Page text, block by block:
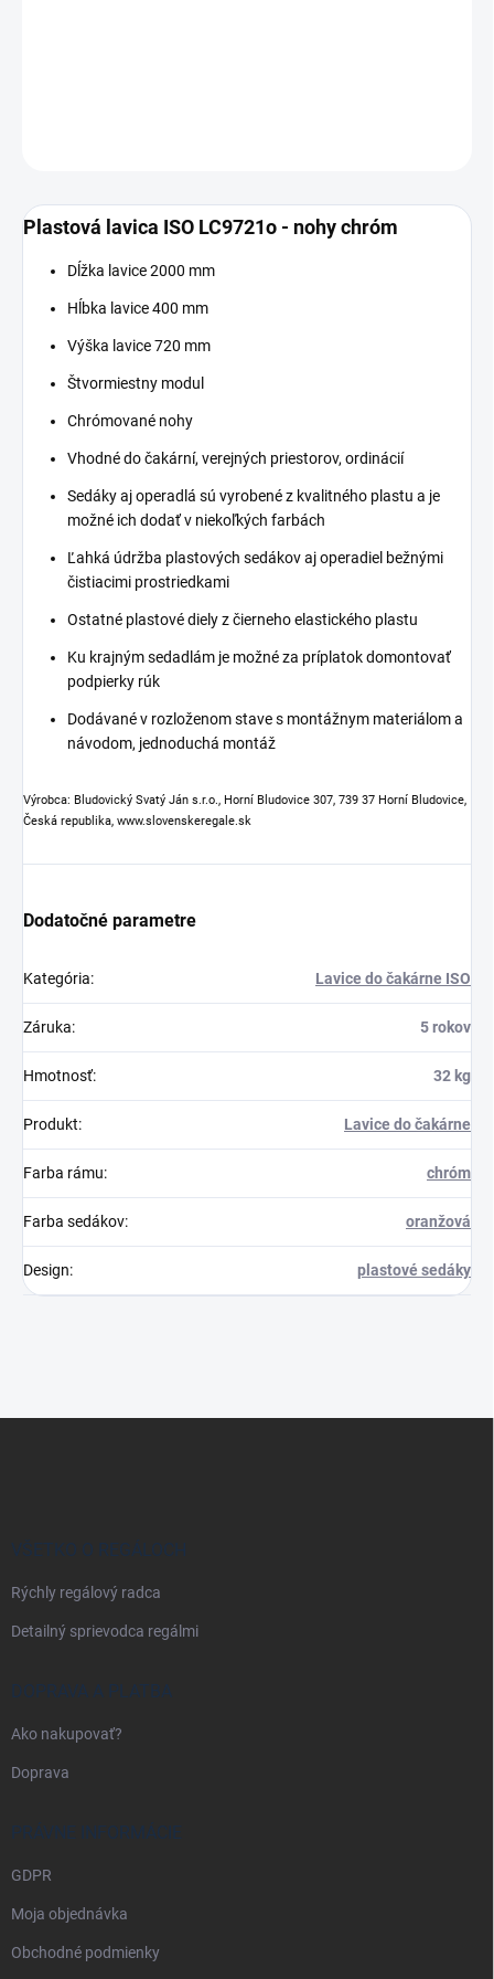
Plastová lavica ISO LC9721o - nohy chróm
Dĺžka lavice 2000 mm
Hĺbka lavice 400 mm
Výška lavice 720 mm
Štvormiestny modul
Chrómované nohy
Vhodné do čakární, verejných priestorov, ordinácií
Sedáky aj operadlá sú vyrobené z kvalitného plastu a je
možné ich dodať v niekoľkých farbách
Ľahká údržba plastových sedákov aj operadiel bežnými
čistiacimi prostriedkami
Ostatné plastové diely z čierneho elastického plastu
Ku krajným sedadlám je možné za príplatok domontovať
podpierky rúk
Dodávané v rozloženom stave s montážnym materiálom a
návodom, jednoduchá montáž
Výrobca: Bludovický Svatý Ján s.r.o., Horní Bludovice 307, 739 37 Horní Bludovice,
Česká republika, www.slovenskeregale.sk
Dodatočné parametre
Kategória: Lavice do čakárne ISO
Záruka: 5 rokov
Hmotnosť: 32 kg
Produkt: Lavice do čakárne
Farba rámu: chróm
Farba sedákov: oranžová
Design: plastové sedáky
VŠETKO O REGÁLOCH
Rýchly regálový radca
Detailný sprievodca regálmi
DOPRAVA A PLATBA
Ako nakupovať?
Doprava
PRÁVNE INFORMÁCIE
GDPR
Moja objednávka
Obchodné podmienky